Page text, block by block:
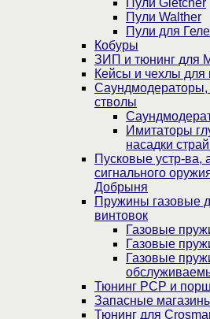
Пули Gletcher
Пули Walther
Пули для
Кобуры
ЗИП и тюнинг для
Кейсы и чехлы для
Саундмодераторы,
стволы
Имитаторы
насадки
Пусковые устр-ва,
сигнального
Добрыня
Пружины газовые
винтовок
Газовые
Газовые
Газовые
Тюнинг PCP и
Запасные
Тюнинг для